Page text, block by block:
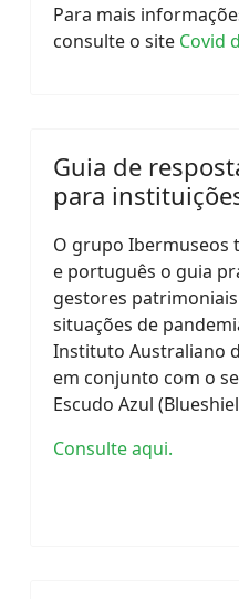
Para mais
consulte o site Covid
Guia de
para
O grupo Ibermuseos
e português o guia
gestores
situações de
Instituto Australiano
em conjunto com o
Escudo Azul
Consulte aqui.